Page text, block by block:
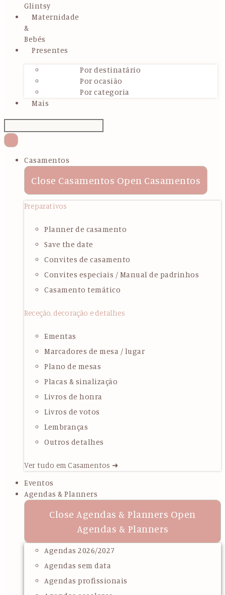
Glintsy
Maternidade
&
Bebés
Presentes
Por destinatário
Por ocasião
Por categoria
Mais
Casamentos
Close Casamentos Open Casamentos
Preparativos
Planner de casamento
Save the date
Convites de casamento
Convites especiais / Manual de padrinhos
Casamento temático
Receção, decoração e detalhes
Ementas
Marcadores de mesa / lugar
Plano de mesas
Placas & sinalização
Livros de honra
Livros de votos
Lembranças
Outros detalhes
Ver tudo em Casamentos ➜
Eventos
Agendas & Planners
Close Agendas & Planners Open
Agendas & Planners
Agendas 2026/2027
Agendas sem data
Agendas profissionais